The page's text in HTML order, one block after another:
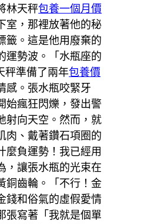
林天秤包養一個月價
室，那裡放著他的秘
籤。這是他用廢棄的
運勢波。「水瓶座的
秤準備了兩年包養價
感。張水瓶咬緊牙
始瘋狂閃爍，發出警
射向天空。然而，就
肉、戴著鑽石項圈的
麼負運勢！我已經用
，讓張水瓶的光束在
銅齒輪。「不行！金
錢和俗氣的虛假愛情
張寫著「我就是個單